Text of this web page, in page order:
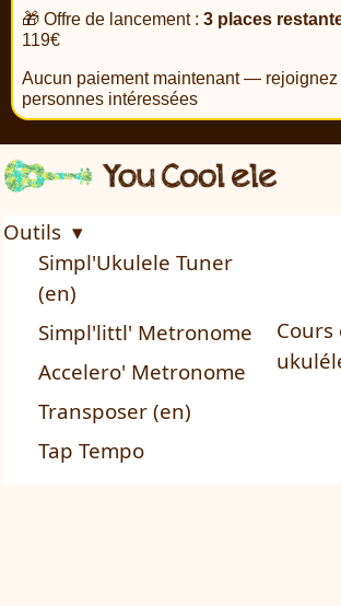
🎁 Offre de lancement :3 places
119€
Aucun paiement maintenant —
personnes intéressées
Outils ▾
Simpl'Ukulele Tuner
(en)
Simpl'littl' Metronome
Accelero' Metronome
Transposer (en)
Tap Tempo
Cours